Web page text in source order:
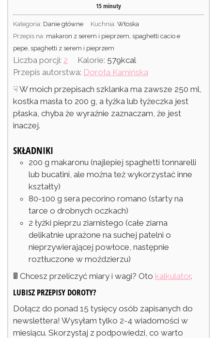
15minuty
Kategoria: Danie główne Kuchnia:Włoska
Przepis na: makaron z serem i pieprzem, spaghetti cacio e
pepe, spaghetti z serem i pieprzem
Liczba porcji: 2 Kalorie: 579kcal
Przepis autorstwa: Dorota Kamińska
☟ W moich przepisach szklanka ma zawsze 250 ml,
kostka masła to 200 g, a łyżka lub łyżeczka jest
płaska, chyba że wyraźnie zaznaczam, że jest
inaczej.
SKŁADNIKI
200 g makaronu (najlepiej spaghetti tonnarelli
lub bucatini, ale można też wykorzystać inne
kształty)
80-100 g sera pecorino romano (starty na
tarce o drobnych oczkach)
2 łyżki pieprzu ziarnistego (całe ziarna
delikatnie uprażone na suchej patelni o
nieprzywierającej powłoce, następnie
roztłuczone w moździerzu)
🖩 Chcesz przeliczyć miary i wagi? Oto kalkulator.
LUBISZ PRZEPISY DOROTY?
Dołącz do ponad 15 tysięcy osób zapisanych do
newslettera! Wysyłam tylko 2-4 wiadomości w
miesiącu. Skorzystaj z podpowiedzi, co warto